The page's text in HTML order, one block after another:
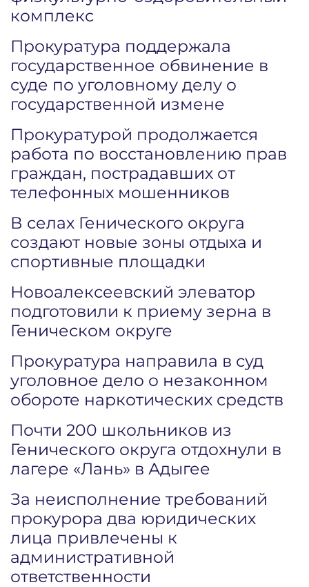
комплекс
Прокуратура поддержала
государственное обвинение в
суде по уголовному делу о
государственной измене
Прокуратурой продолжается
работа по восстановлению прав
граждан, пострадавших от
телефонных мошенников
В селах Генического округа
создают новые зоны отдыха и
спортивные площадки
Новоалексеевский элеватор
подготовили к приему зерна в
Геническом округе
Прокуратура направила в суд
уголовное дело о незаконном
обороте наркотических средств
Почти 200 школьников из
Генического округа отдохнули в
лагере «Лань» в Адыгее
За неисполнение требований
прокурора два юридических
лица привлечены к
административной
ответственности